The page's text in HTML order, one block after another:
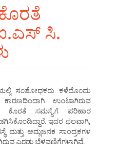
ಸಿ.
ಸಂಶೋಧಕರು ಕಳೆದೊಂದು
ಉಂಟಾಗಿರುವ
ಕೊರತೆ ಸಮಸ್ಯೆಗೆ ಪರಿಹಾರ
ಇದರ ಫಲವಾಗಿ,
ಮತ್ತು ಆಮ್ಲಜನಕ ಸಾಂದ್ರಕಗಳ
ಎರಡು ಬೆಳವಣಿಗೆಗಳಾಗಿವೆ.